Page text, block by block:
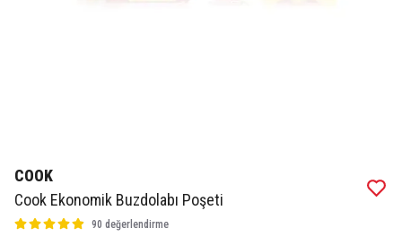
COOK
Cook Ekonomik Buzdolabı Poşeti
90 değerlendirme